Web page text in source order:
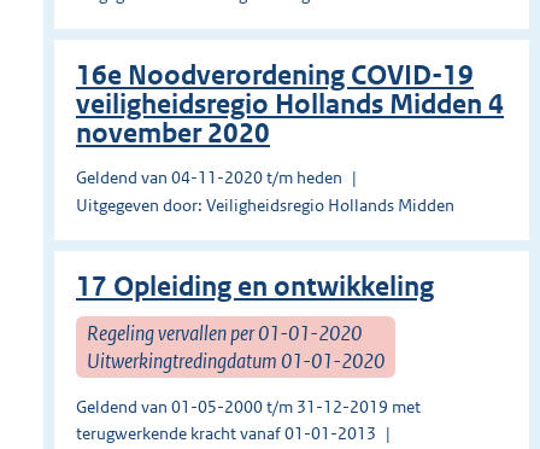
16e Noodverordening COVID-19
veiligheidsregio Hollands Midden 4
november 2020
Geldend van 04-11-2020 t/m heden
Uitgegeven door: Veiligheidsregio Hollands Midden
17 Opleiding en ontwikkeling
Regeling vervallen per 01-01-2020
Uitwerkingtredingdatum 01-01-2020
Geldend van 01-05-2000 t/m 31-12-2019 met
terugwerkende kracht vanaf 01-01-2013